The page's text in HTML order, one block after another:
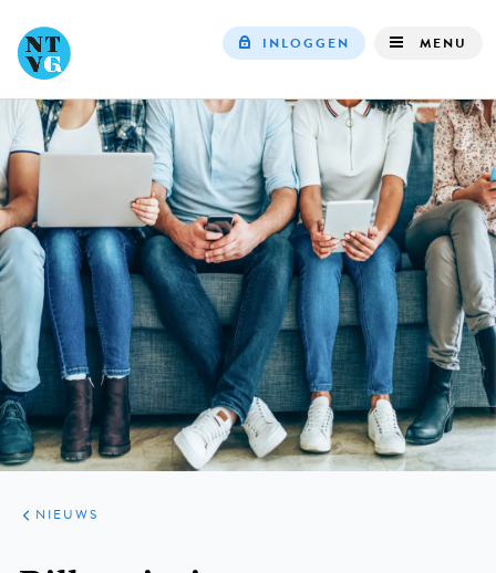
navigation
INLOGGEN MENU
ARTIKELEN
HET
KORT
NIEUWS